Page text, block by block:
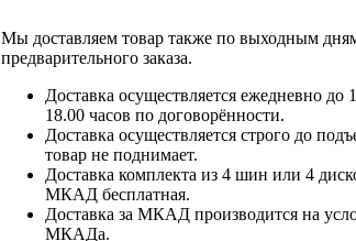
Мы доставляем товар также по выходным
предварительного заказа.
Доставка осуществляется ежедневно до
18.00 часов по договорённости.
Доставка осуществляется строго до
товар не поднимает.
Доставка комплекта из 4 шин или 4
МКАД бесплатная.
Доставка за МКАД производится на
МКАДа.